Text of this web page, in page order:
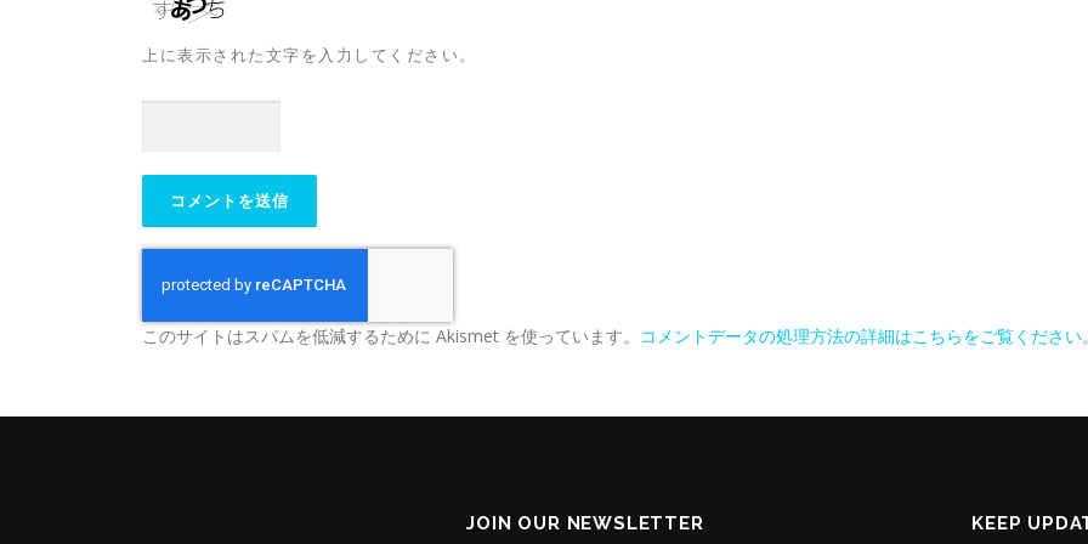
上に表示された文字を入力してください。
このサイトはスパムを低減するために Akismet を使っています。 コメントデータの処理方法の詳細はこちらをご覧ください。
JOIN OUR NEWSLETTER KEEP